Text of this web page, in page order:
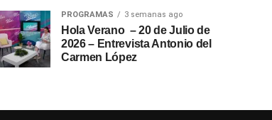
PROGRAMAS 3 semanas ago
Hola Verano – 20 de Julio de
2026 – Entrevista Antonio del
Carmen López